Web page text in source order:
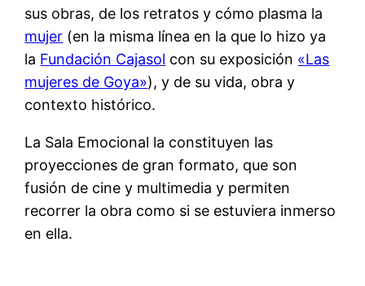
sus obras, de los retratos y cómo plasma la
mujer (en la misma línea en la que lo hizo ya
la Fundación Cajasol con su exposición «Las
mujeres de Goya»), y de su vida, obra y
contexto histórico.
La Sala Emocional la constituyen las
proyecciones de gran formato, que son
fusión de cine y multimedia y permiten
recorrer la obra como si se estuviera inmerso
en ella.